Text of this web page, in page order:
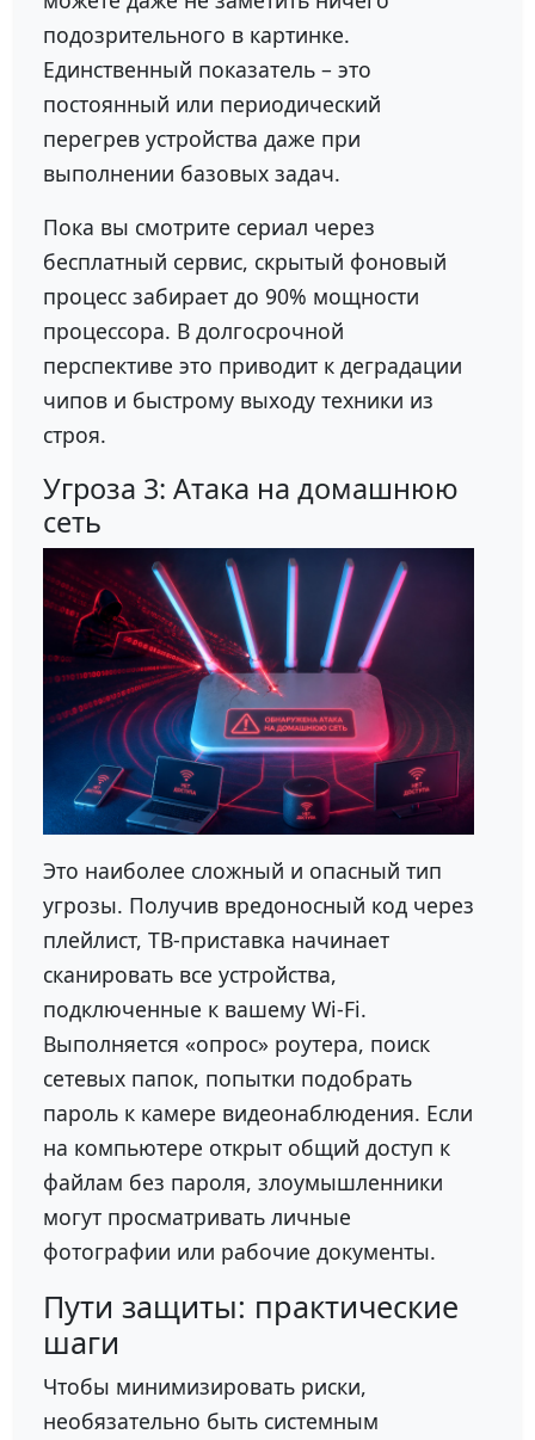
подозрительного в картинке.
Единственный показатель – это
постоянный или периодический
перегрев устройства даже при
выполнении базовых задач.
Пока вы смотрите сериал через
бесплатный сервис, скрытый фоновый
процесс забирает до 90% мощности
процессора. В долгосрочной
перспективе это приводит к деградации
чипов и быстрому выходу техники из
строя.
Угроза 3: Атака на домашнюю
сеть
Это наиболее сложный и опасный тип
угрозы. Получив вредоносный код через
плейлист, ТВ-приставка начинает
сканировать все устройства,
подключенные к вашему Wi-Fi.
Выполняется «опрос» роутера, поиск
сетевых папок, попытки подобрать
пароль к камере видеонаблюдения. Если
на компьютере открыт общий доступ к
файлам без пароля, злоумышленники
могут просматривать личные
фотографии или рабочие документы.
Пути защиты: практические
шаги
Чтобы минимизировать риски,
необязательно быть системным